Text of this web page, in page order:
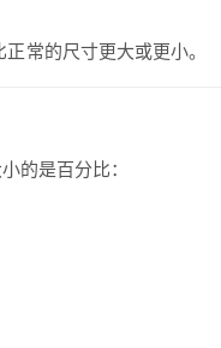
常的尺寸更大或更小。
的是百分比：